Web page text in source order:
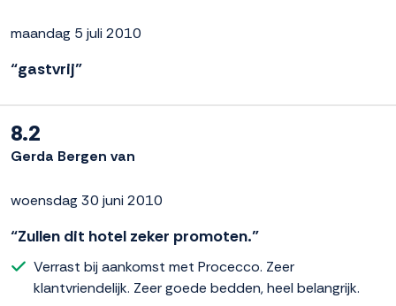
maandag 5 juli 2010
“gastvrij”
8.2
Gerda Bergen van
woensdag 30 juni 2010
“Zullen dit hotel zeker promoten.”
Verrast bij aankomst met Procecco. Zeer
klantvriendelijk. Zeer goede bedden, heel belangrijk.